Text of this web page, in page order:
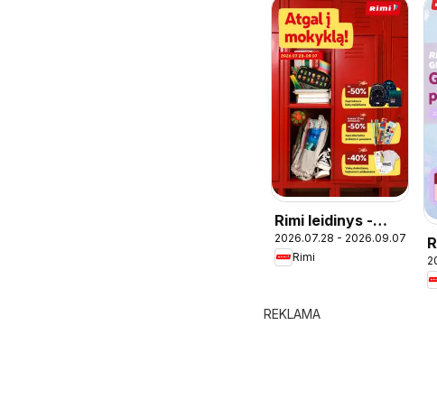
Rimi leidinys -
Atgal į mokyklą
2026.07.28 - 2026.09.07
Rimi
REKLAMA